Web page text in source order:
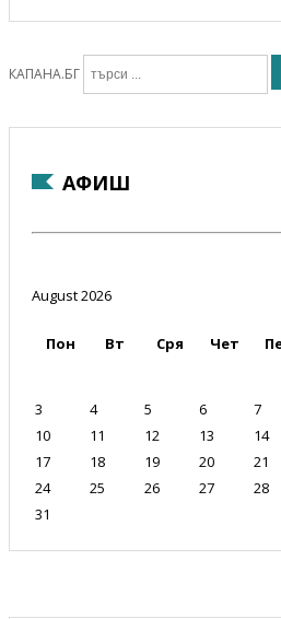
КАПАНА.БГ
АФИШ
August 2026
Пон Вт Сря Чет
3
4 5 6 7
10
11 12 13 14
17
18 19 20 21
24
25 26 27 28
31